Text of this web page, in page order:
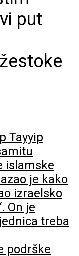
put
Tayyip
islamske
je kako
izraelsko
On je
treba
podrške